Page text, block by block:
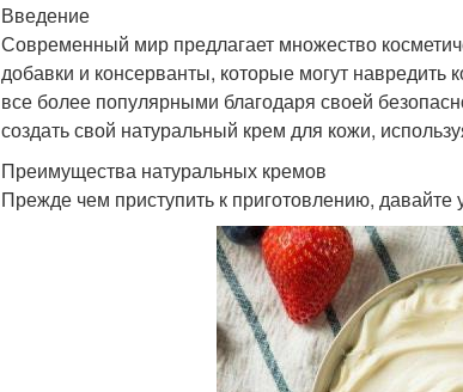
Введение
Современный мир предлагает множество
добавки и консерванты, которые могут
все более популярными благодаря своей
создать свой натуральный крем для кожи,
Преимущества натуральных кремов
Прежде чем приступить к приготовлению,